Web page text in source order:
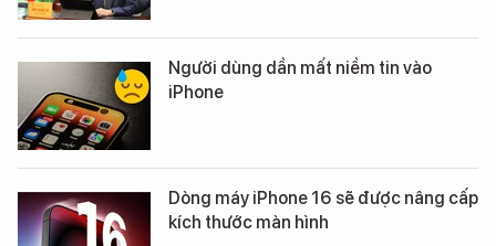
Người dùng dần mất niềm tin vào
iPhone
Dòng máy iPhone 16 sẽ được nâng cấp
kích thước màn hình